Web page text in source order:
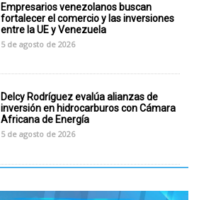
Empresarios venezolanos buscan
fortalecer el comercio y las inversiones
entre la UE y Venezuela
5 de agosto de 2026
Delcy Rodríguez evalúa alianzas de
inversión en hidrocarburos con Cámara
Africana de Energía
5 de agosto de 2026